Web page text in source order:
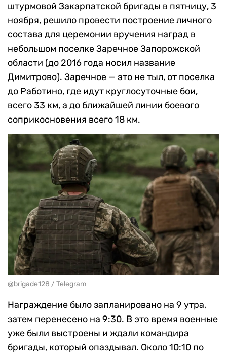
штурмовой Закарпатской бригады в пятницу, 3
ноября, решило провести построение личного
состава для церемонии вручения наград в
небольшом поселке Заречное Запорожской
области (до 2016 года носил название
Димитрово). Заречное — это не тыл, от поселка
до Работино, где идут круглосуточные бои,
всего 33 км, а до ближайшей линии боевого
соприкосновения всего 18 км.
@brigade128 / Telegram
Награждение было запланировано на 9 утра,
затем перенесено на 9:30. В это время военные
уже были выстроены и ждали командира
бригады, который опаздывал. Около 10:10 по